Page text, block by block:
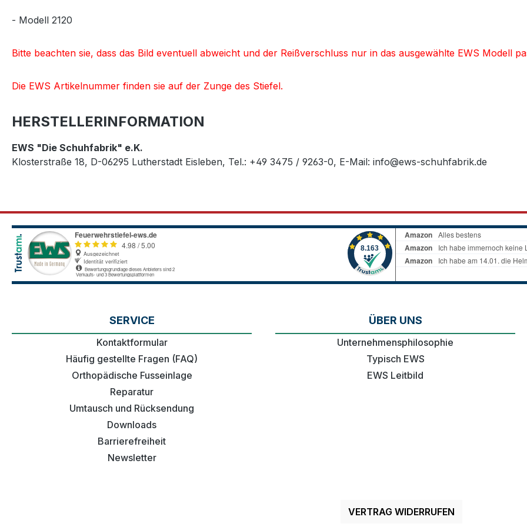
- Modell 2120
Bitte beachten sie, dass das Bild eventuell abweicht und der Reißverschluss nur in das ausgewählte EWS Modell
Die EWS Artikelnummer finden sie auf der Zunge des Stiefel.
HERSTELLERINFORMATION
EWS "Die Schuhfabrik" e.K.
Klosterstraße 18, D-06295 Lutherstadt Eisleben, Tel.: +49 3475 / 9263-0, E-Mail: info@ews-schuhfabrik.de
SERVICE
Kontaktformular
Häufig gestellte Fragen (FAQ)
Orthopädische Fusseinlage
Reparatur
Umtausch und Rücksendung
Downloads
Barrierefreiheit
Newsletter
ÜBER UNS
Unternehmensphilosophie
Typisch EWS
EWS Leitbild
VERTRAG WIDERRUFEN